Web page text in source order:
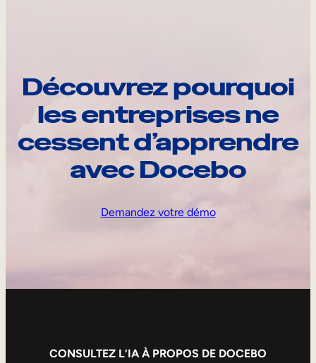
Découvrez pourquoi
les entreprises ne
cessent d’apprendre
avec Docebo
Demandez votre démo
CONSULTEZ L’IA À PROPOS DE DOCEBO